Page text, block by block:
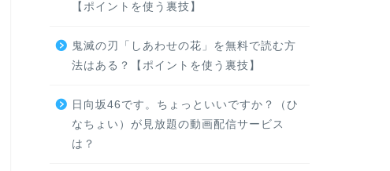
【ポイントを使う裏技】
鬼滅の刃「しあわせの花」を無料で読む方
法はある？【ポイントを使う裏技】
日向坂46です。ちょっといいですか？（ひ
なちょい）が見放題の動画配信サービス
は？